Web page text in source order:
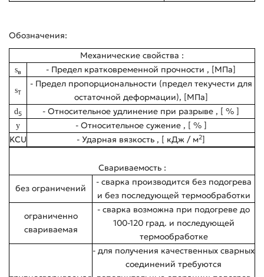
Обозначения:
Механические свойства :
sв - Предел кратковременной прочности , [МПа]
sT
- Предел пропорциональности (предел текучести для
остаточной деформации), [МПа]
d5 - Относительное удлинение при разрыве , [ % ]
y
- Относительное сужение , [ % ]
KCU
- Ударная вязкость , [ кДж / м2]
Свариваемость :
без ограничений
- сварка производится без подогрева
и без последующей термообработки
ограниченно
свариваемая
- сварка возможна при подогреве до
100-120 град. и последующей
термообработке
- для получения качественных сварных
соединений требуются